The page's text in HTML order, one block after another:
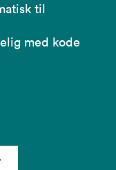
til
med kode